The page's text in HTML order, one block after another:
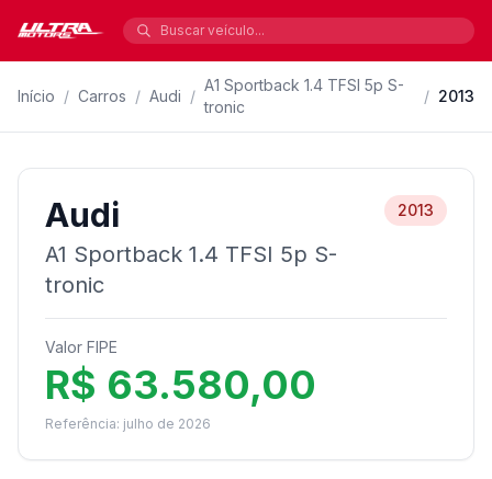
Início / Carros / Audi /
A1 Sportback 1.4 TFSI 5p S-
tronic
/ 2013
Audi
A1 Sportback 1.4 TFSI 5p S-
tronic
2013
Valor FIPE
R$ 63.580,00
Referência: julho de 2026